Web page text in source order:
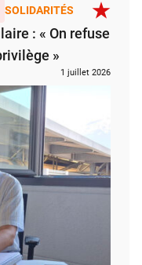
SOLIDARITÉS
: « On refuse
»
1 juillet 2026